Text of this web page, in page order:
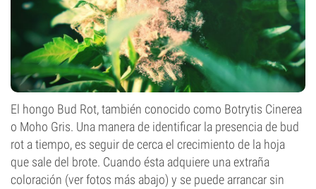
El hongo Bud Rot, también conocido como Botrytis Cinerea
o Moho Gris. Una manera de identificar la presencia de bud
rot a tiempo, es seguir de cerca el crecimiento de la hoja
que sale del brote. Cuando ésta adquiere una extraña
coloración (ver fotos más abajo) y se puede arrancar sin